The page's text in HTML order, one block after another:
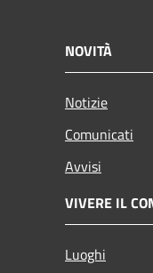
NOVITÀ
Notizie
Comunicati
Avvisi
VIVERE IL
Luoghi